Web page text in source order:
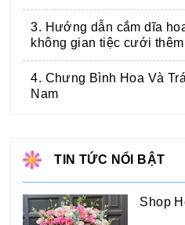
3. Hướng dẫn cắm dĩa
không gian tiệc cưới
4. Chưng Bình Hoa Và
Nam
TIN TỨC NỔI BẬT
Shop